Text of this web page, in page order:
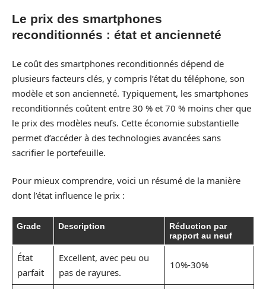
Le prix des smartphones
reconditionnés : état et ancienneté
Le coût des smartphones reconditionnés dépend de
plusieurs facteurs clés, y compris l’état du téléphone, son
modèle et son ancienneté. Typiquement, les smartphones
reconditionnés coûtent entre 30 % et 70 % moins cher que
le prix des modèles neufs. Cette économie substantielle
permet d’accéder à des technologies avancées sans
sacrifier le portefeuille.
Pour mieux comprendre, voici un résumé de la manière
dont l’état influence le prix :
Grade Description
Réduction par
rapport au neuf
État
parfait
Excellent, avec peu ou
pas de rayures.
10%-30%